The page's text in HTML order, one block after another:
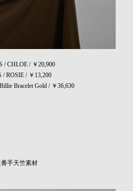
/ CHLOE / ￥20,900
/ ROSIE / ￥13,200
Bracelet Gold / ￥36,630
手天竺素材